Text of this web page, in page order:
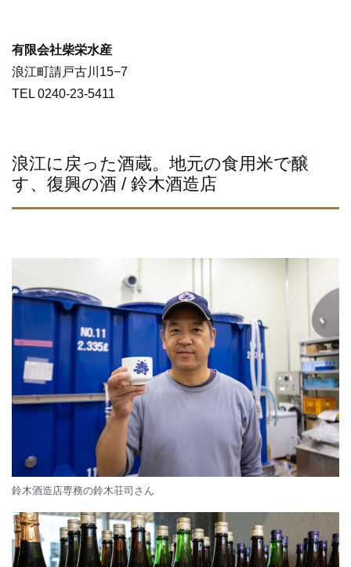
有限会社柴栄水産
浪江町請戸古川15−7
TEL 0240-23-5411
浪江に戻った酒蔵。地元の食用米で醸
す、復興の酒 / 鈴木酒造店
鈴木酒造店専務の鈴木荘司さん